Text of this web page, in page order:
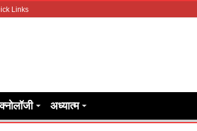
Links
अध्यात्म